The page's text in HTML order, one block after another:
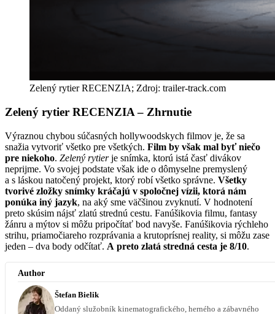
Zelený rytier RECENZIA; Zdroj: trailer-track.com
Zelený rytier RECENZIA – Zhrnutie
Výraznou chybou súčasných hollywoodskych filmov je, že sa
snažia vytvoriť všetko pre všetkých. Film by však mal byť niečo
pre niekoho. Zelený rytierje snímka, ktorú istá časť divákov
neprijme. Vo svojej podstate však ide o dômyselne premyslený
a s láskou natočený projekt, ktorý robí všetko správne. Všetky
tvorivé zložky snímky kráčajú v spoločnej vízii, ktorá nám
ponúka iný jazyk, na aký sme väčšinou zvyknutí. V hodnotení
preto skúsim nájsť zlatú strednú cestu. Fanúšikovia filmu, fantasy
žánru a mýtov si môžu pripočítať bod navyše. Fanúšikovia rýchleho
strihu, priamočiareho rozprávania a krutoprísnej reality, si môžu zase
jeden – dva body odčítať. A preto zlatá stredná cesta je 8/10.
Author
Štefan Bielik
Oddaný služobník kinematografického, herného a zábavného